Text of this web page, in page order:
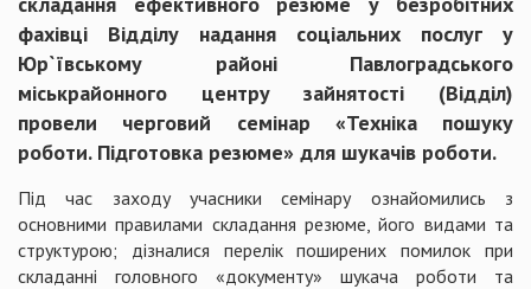
фахівці Відділу надання соціальних послуг у
Юр`ївському районі Павлоградського
міськрайонного центру зайнятості (Відділ)
провели черговий семінар «Техніка пошуку
роботи. Підготовка резюме» для шукачів роботи.
Під час заходу учасники семінару ознайомились з
основними правилами складання резюме, його видами та
структурою; дізналися перелік поширених помилок при
складанні головного «документу» шукача роботи та